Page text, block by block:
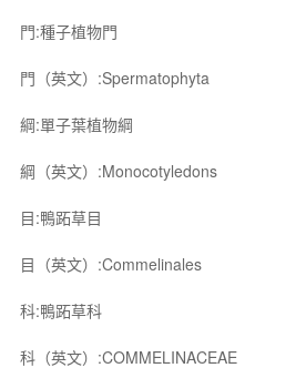
門:種子植物門
門（英文）:Spermatophyta
綱:單子葉植物綱
綱（英文）:Monocotyledons
目:鴨跖草目
目（英文）:Commelinales
科:鴨跖草科
科（英文）:COMMELINACEAE